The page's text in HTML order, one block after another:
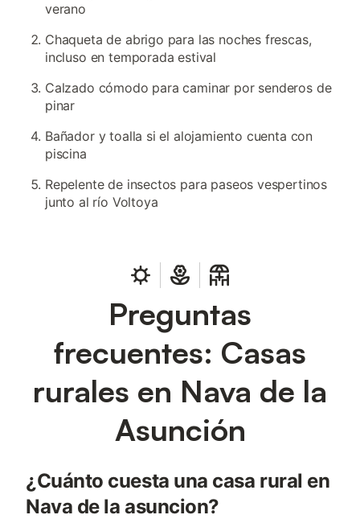
verano
Chaqueta de abrigo para las noches frescas,
incluso en temporada estival
Calzado cómodo para caminar por senderos de
pinar
Bañador y toalla si el alojamiento cuenta con
piscina
Repelente de insectos para paseos vespertinos
junto al río Voltoya
Preguntas
frecuentes: Casas
rurales en Nava de la
Asunción
¿Cuánto cuesta una casa rural en
Nava de la asuncion?